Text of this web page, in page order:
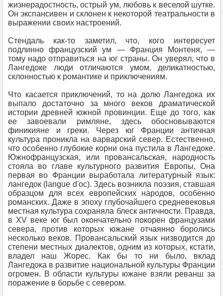
жизнерадостность, острый ум, любовь к веселой шутке.
Он экспансивен и склонен к некоторой театральности в
выражении своих настроений.
Стендаль как-то заметил, что, кого интересует
подлинно французский ум — Франция Монтеня, —
тому надо отправиться на юг страны. Он уверял, что в
Лангедоке люди отличаются умом, деликатностью,
склонностью к романтике и приключениям.
Что касается приключений, то на долю Лангедока их
выпало достаточно за много веков драматической
истории древней южной провинции. Еще до того, как
ее завоевали римляне, здесь обосновываются
финикияне и греки. Через юг Франции античная
культура проникла на варварский север. Естественно,
что особенно глубокие корни она пустила в Лангедоке.
Южнофранцузская, или провансальская, народность
стояла во главе культурного развития Европы, Она
первая во Франции выработала литературный язык:
лангедок (langue d'oc). Здесь возникла поэзия, ставшая
образцом для всех европейских народов, особенно
романских. Даже в эпоху глубочайшего средневековья
местная культура сохраняла блеск античности. Правда,
в XV веке юг был окончательно покорен французами
севера, против которых южане отчаянно боролись
несколько веков. Провансальский язык низводится до
степени местных диалектов, одним из которых, кстати,
владел наш Жорес. Как бы то ни было, вклад
Лангедока в развитие национальной культуры Франции
огромен. В области культуры южане взяли реванш за
поражение в борьбе с севером.